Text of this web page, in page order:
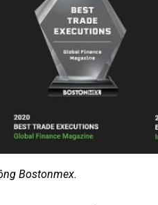
Bostonmex.